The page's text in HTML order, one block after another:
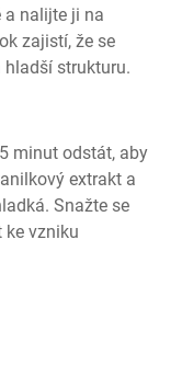
a nalijte ji na
zajistí, že se
strukturu.
minut odstát, aby
extrakt a
Snažte se
ke vzniku